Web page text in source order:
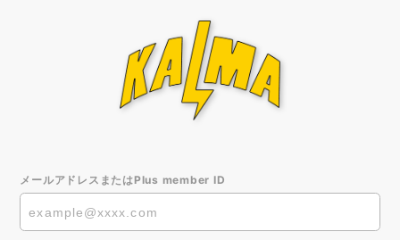
メールアドレスまたはPlus member ID